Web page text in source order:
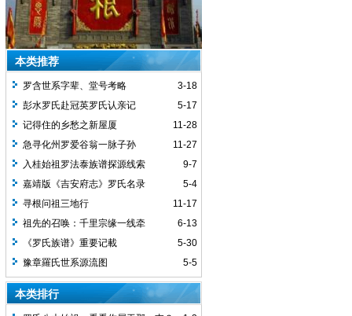
本类推荐
3-18
罗含世系字辈、堂号考略
5-17
彭水罗氏赴冠英罗氏认亲记
11-28
记得住的乡愁之新屋厦
11-27
急寻化州罗爱谷翁一脉子孙
9-7
入桂始祖罗法泰族谱探源线索
5-4
嘉靖版《吉安府志》罗氏名录
11-17
寻根问祖三地行
6-13
祖先的召唤：千里宗缘一线牵
5-30
《罗氏族谱》重要记載
5-5
豫章羅氏世系源流图
本类排行